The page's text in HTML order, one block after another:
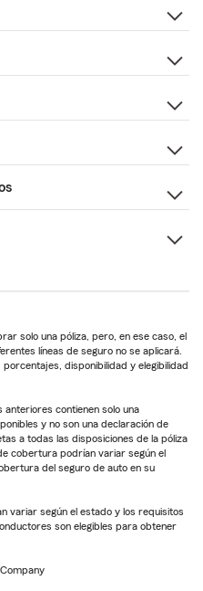
solo una póliza, pero, en ese caso, el
líneas de seguro no se aplicará.
disponibilidad y elegibilidad
contienen solo una
y no son una declaración de
a todas las disposiciones de la póliza
cobertura podrían variar según el
del seguro de auto en su
variar según el estado y los requisitos
son elegibles para obtener